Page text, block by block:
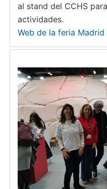
al stand del CCHS
actividades.
Web de la feria Madrid